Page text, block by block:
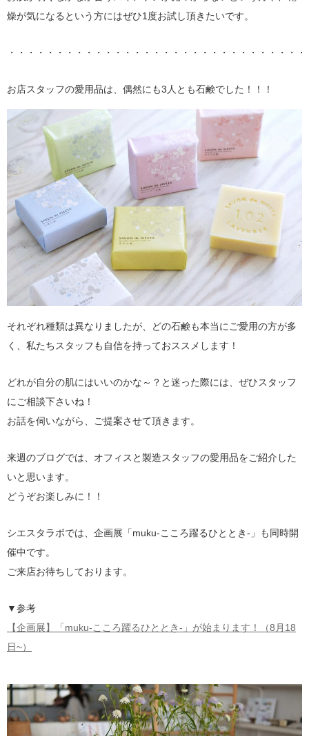
燥が気になるという方にはぜひ1度お試し頂きたいです。
・・・・・・・・・・・・・・・・・・・・・・・・・・・・・・
お店スタッフの愛用品は、偶然にも3人とも石鹸でした！！！
それぞれ種類は異なりましたが、どの石鹸も本当にご愛用の方が多
く、私たちスタッフも自信を持っておススメします！
どれが自分の肌にはいいのかな～？と迷った際には、ぜひスタッフ
にご相談下さいね！
お話を伺いながら、ご提案させて頂きます。
来週のブログでは、オフィスと製造スタッフの愛用品をご紹介した
いと思います。
どうぞお楽しみに！！
シエスタラボでは、企画展「muku-こころ躍るひととき-」も同時開
催中です。
ご来店お待ちしております。
▼参考
【企画展】「muku-こころ躍るひととき-」が始まります！（8月18
日~）